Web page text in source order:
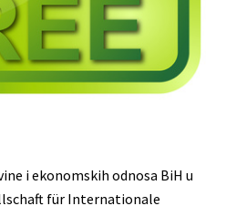
i ekonomskih odnosa BiH u
für Internationale